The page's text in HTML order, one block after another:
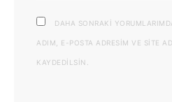
DAHA SONRAKI
ADIM, E-POSTA ADRESIM VE SITE
KAYDEDILSIN.